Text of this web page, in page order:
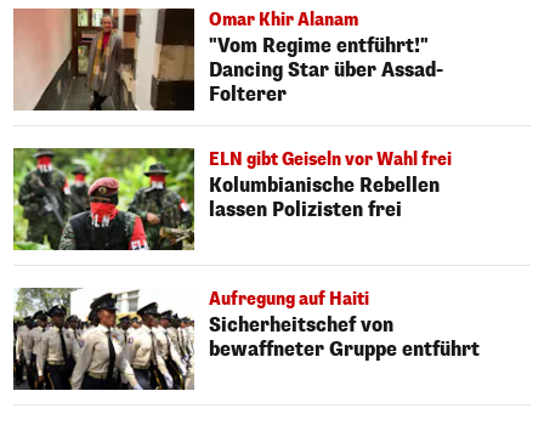
Omar Khir Alanam
"Vom Regime entführt!"
Dancing Star über Assad-
Folterer
ELN gibt Geiseln vor Wahl frei
Kolumbianische Rebellen
lassen Polizisten frei
Aufregung auf Haiti
Sicherheitschef von
bewaffneter Gruppe entführt